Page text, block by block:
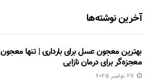
آخرین نوشته‌ها
بهترین معجون عسل برای بارداری | تنها معجون
معجزه‌گر برای درمان نازایی
27 نوامبر 2025